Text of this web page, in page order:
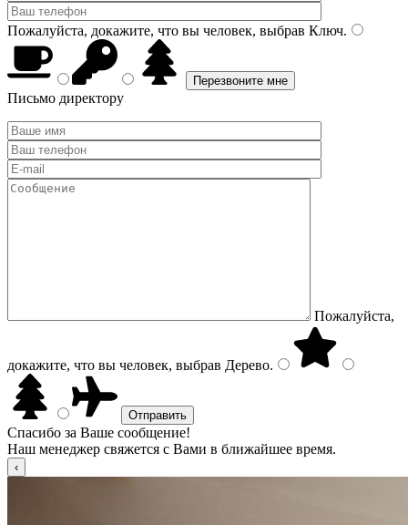
Пожалуйста, докажите, что вы человек, выбрав Ключ.
Письмо директору
Пожалуйста,
докажите, что вы человек, выбрав Дерево.
Спасибо за Ваше сообщение!
Наш менеджер свяжется с Вами в ближайшее время.